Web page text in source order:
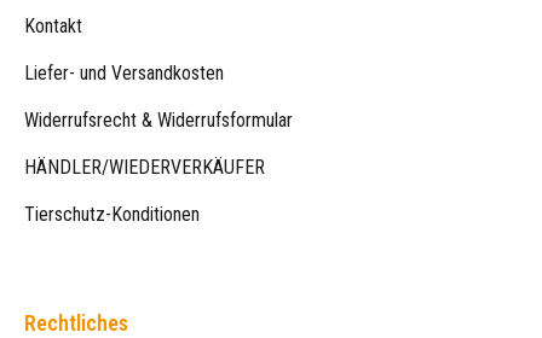
Kontakt
Liefer- und Versandkosten
Widerrufsrecht & Widerrufsformular
HÄNDLER/WIEDERVERKÄUFER
Tierschutz-Konditionen
Rechtliches